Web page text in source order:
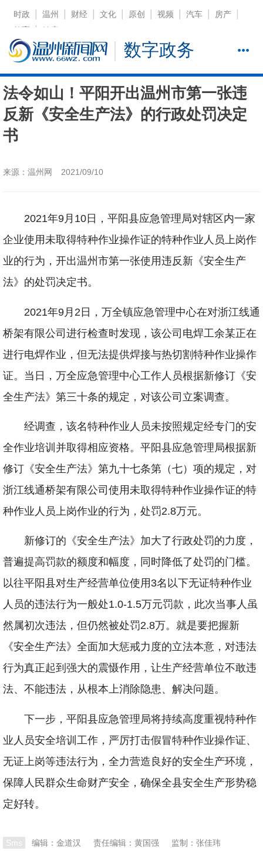
时政 温州 财经 文化 原创 视频 汽车 房产
教育 | 健康
数字政务
法令如山！平阳开出温州市第一张违
反新《安全生产法》的行政处罚决定
书
来源：温州网 2021/09/10
2021年9月10日，平阳县应急管理局对辖区内一家
企业使用未取得特种作业操作证的特种作业人员上岗作
业的行为，开出温州市第一张使用违反新《安全生产
法》的处罚决定书。
2021年9月2日，万全镇应急管理中心在对浙江线通
桥架有限公司进行检查时发现，该公司电焊工余某正在
进行电焊作业，但无法提供焊接与热切割特种作业操作
证。当日，万全应急管理中心工作人员根据新修订《安
全生产法》第三十条的规定，对该公司立案调查。
经调查，该名特种作业人员未按照规定经专门的安
全作业培训并取得相应资格。平阳县应急管理局根据新
修订《安全生产法》第九十七条第（七）项的规定，对
浙江线通桥架有限公司使用未取得特种作业操作证的特
种作业人员上岗作业的行为，处罚2.8万元。
新修订的《安全生产法》加大了行政处罚的力度，
普遍提高罚款的额度和幅度，同时降低了处罚的门槛。
以往平阳县对生产经营单位使用3名以下无证特种作业
人员的违法行为一般处1.0-1.5万元罚款，此次当事人虽
然属初次违法，但仍然被处罚2.8万。就是要把握新
《安全生产法》全面加大惩戒力度的立法本意，对违法
行为真正起到强大的震慑作用，让生产经营单位不敢违
法、不能违法，从根本上消除隐患、解决问题。
下一步，平阳县应急管理局将持续高度重视特种作
业人员安全培训工作，严厉打击假冒特种作业操作证、
无证上岗等违法行为，全力营造良好的安全生产环境，
保障人民群众生命财产安全，确保全县安全生产形势稳
定好转。
Sms 编辑：金道汉 责任编辑：黄国强 监制：张佳玮